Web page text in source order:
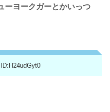
ーヨークガーとかいっつ
ID:H24udGyt0